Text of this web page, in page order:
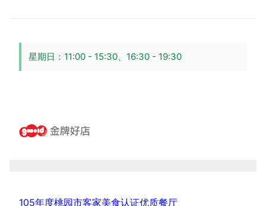
星期日：11:00 - 15:30、16:30 - 19:30
105年度桃园市客家美食认证优质餐厅